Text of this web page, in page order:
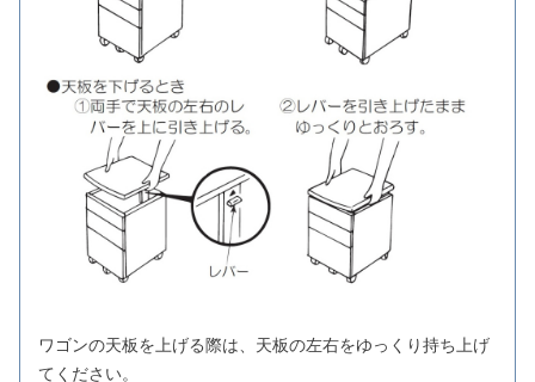
ワゴンの天板を上げる際は、天板の左右をゆっくり持ち上げ
てください。